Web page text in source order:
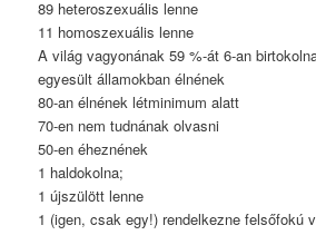
89 heteroszexuális lenne
11 homoszexuális lenne
A világ vagyonának 59 %-át 6-an
egyesült államokban élnének
80-an élnének létminimum alatt
70-en nem tudnának olvasni
50-en éheznének
1 haldokolna;
1 újszülött lenne
1 (igen, csak egy!) rendelkezne felsőfokú